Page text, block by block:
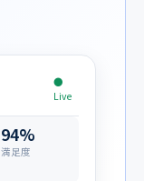
●
Live
94%
満足度